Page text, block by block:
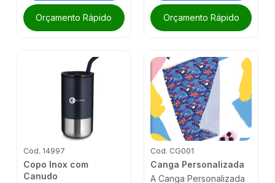
Orçamento Rápido Orçamento Rápido
Cod. 14997
Copo Inox com
Canudo
Cod. CG001
Canga Personalizada
A Canga Personalizada